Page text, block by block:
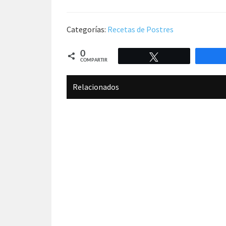
Categorías: Recetas de Postres
0
COMPARTIR
Relacionados